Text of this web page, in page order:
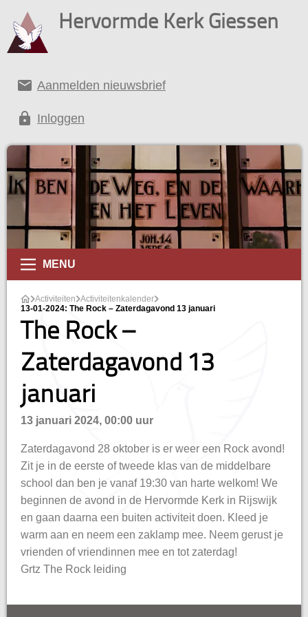
Hervormde Kerk Giessen
email Aanmelden nieuwsbrief
lock Inloggen
MENU
Activiteiten Activiteitenkalender
13-01-2024: The Rock – Zaterdagavond 13 januari
The Rock –
Zaterdagavond 13
januari
13 januari 2024, 00:00 uur
Zaterdagavond 28 oktober is er weer een Rock avond!
Zit je in de eerste of tweede klas van de middelbare
school dan ben je vanaf 19:30 van harte welkom! We
beginnen de avond in de Hervormde Kerk in Rijswijk
en gaan daarna een buiten activiteit doen. Kleed je
warm aan en neem een zaklamp mee. Neem gerust je
vrienden of vriendinnen mee en tot zaterdag!
Grtz The Rock leiding